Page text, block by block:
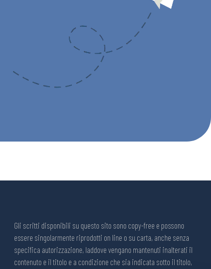
Gli scritti disponibili su questo sito sono copy-free e possono
essere singolarmente riprodotti on line o su carta, anche senza
specifica autorizzazione, laddove vengano mantenuti inalterati il
contenuto e il titolo e a condizione che sia indicata sotto il titolo,